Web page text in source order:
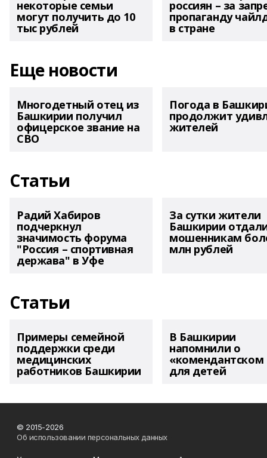
некоторые семьи
могут получить до 10
тыс рублей
россиян – за
пропаганду
в стране
Еще новости
Многодетный отец из
Башкирии получил
офицерское звание на
СВО
Погода в
продолжит
жителей
Статьи
Радий Хабиров
подчеркнул
значимость форума
"Россия – спортивная
держава" в Уфе
За сутки жители
Башкирии
мошенникам
млн рублей
Статьи
Примеры семейной
поддержки среди
медицинских
работников Башкирии
В Башкирии
напомнили о
«комендантском
для детей
© 2015-2026
Об использовании персональных данных